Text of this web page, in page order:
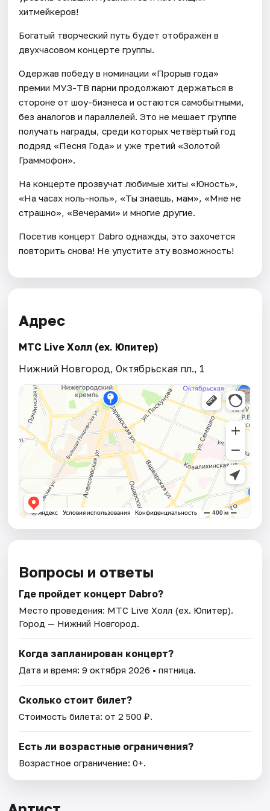
хитмейкеров!
Богатый творческий путь будет отображён в
двухчасовом концерте группы.
Одержав победу в номинации «Прорыв года»
премии МУЗ-ТВ парни продолжают держаться в
стороне от шоу-бизнеса и остаются самобытными,
без аналогов и параллелей. Это не мешает группе
получать награды, среди которых четвёртый год
подряд «Песня Года» и уже третий «Золотой
Граммофон».
На концерте прозвучат любимые хиты «Юность»,
«На часах ноль-ноль», «Ты знаешь, мам», «Мне не
страшно», «Вечерами» и многие другие.
Посетив концерт Dabro однажды, это захочется
повторить снова! Не упустите эту возможность!
Адрес
МТС Live Холл (ex. Юпитер)
Нижний Новгород, Октябрьская пл., 1
Вопросы и ответы
Где пройдет концерт Dabro?
Место проведения: МТС Live Холл (ex. Юпитер).
Город — Нижний Новгород.
Когда запланирован концерт?
Дата и время:9 октября 2026 • пятница.
Сколько стоит билет?
Стоимость билета: от 2 500 ₽.
Есть ли возрастные ограничения?
Возрастное ограничение: 0+.